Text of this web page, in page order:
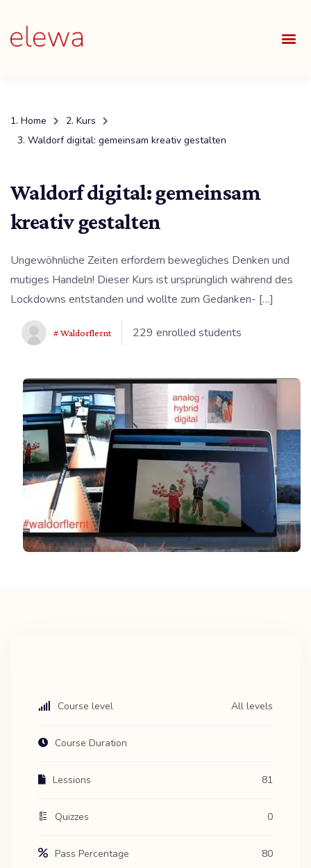
Home
Kurs
Waldorf digital: gemeinsam kreativ gestalten
Waldorf digital: gemeinsam
kreativ gestalten
Ungewöhnliche Zeiten erfordern bewegliches Denken und
mutiges Handeln! Dieser Kurs ist ursprünglich während des
Lockdowns entstanden und wollte zum Gedanken- […]
# Waldorflernt 229 enrolled students
Course level All levels
Course Duration
Lessions 81
Quizzes 0
Pass Percentage 80